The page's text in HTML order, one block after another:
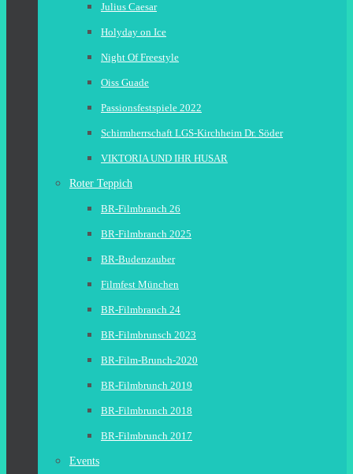
Julius Caesar
Holyday on Ice
Night Of Freestyle
Oiss Guade
Passionsfestspiele 2022
Schirmherrschaft LGS-Kirchheim Dr. Söder
VIKTORIA UND IHR HUSAR
Roter Teppich
BR-Filmbranch 26
BR-Filmbranch 2025
BR-Budenzauber
Filmfest München
BR-Filmbranch 24
BR-Filmbrunsch 2023
BR-Film-Brunch-2020
BR-Filmbrunch 2019
BR-Filmbrunch 2018
BR-Filmbrunch 2017
Events